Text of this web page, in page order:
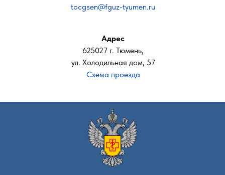
tocgsen@fguz-tyumen.ru
Адрес
625027 г. Тюмень,
ул. Холодильная дом, 57
Схема проезда